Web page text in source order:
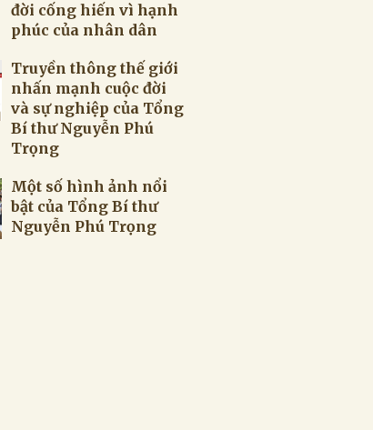
đời cống hiến vì hạnh
phúc của nhân dân
Truyền thông thế giới
nhấn mạnh cuộc đời
và sự nghiệp của Tổng
Bí thư Nguyễn Phú
Trọng
Một số hình ảnh nổi
bật của Tổng Bí thư
Nguyễn Phú Trọng